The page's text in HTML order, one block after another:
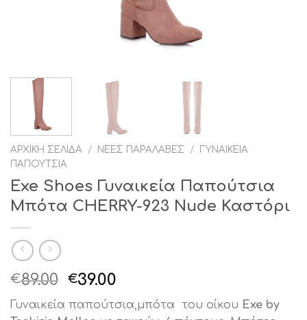
ΑΡΧΙΚΉ ΣΕΛΊΔΑ / ΝΈΕΣ ΠΑΡΑΛΑΒΈΣ /
ΓΥΝΑΙΚΕΊΑ
ΠΑΠΟΎΤΣΙΑ
Exe Shoes Γυναικεία Παπούτσια
Μπότα CHERRY-923 Nude Καστόρι
€89.00 Original
price
was:
€39.00
τρέχουσα
τιμή
Γυναικεία παπούτσια,μπότα του οίκου Exe by